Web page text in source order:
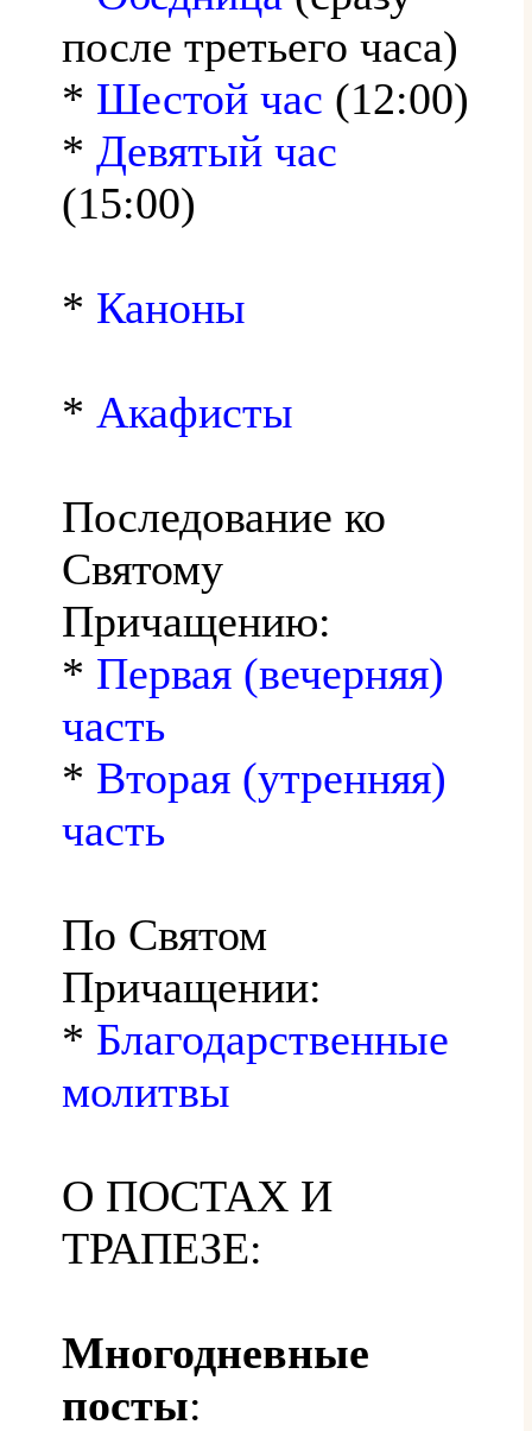
после третьего часа)
* Шестой час (12:00)
* Девятый час
(15:00)
* Каноны
* Акафисты
Последование ко
Святому
Причащению:
* Первая (вечерняя)
часть
* Вторая (утренняя)
часть
По Святом
Причащении:
* Благодарственные
молитвы
О ПОСТАХ И
ТРАПЕЗЕ:
Многодневные
посты: